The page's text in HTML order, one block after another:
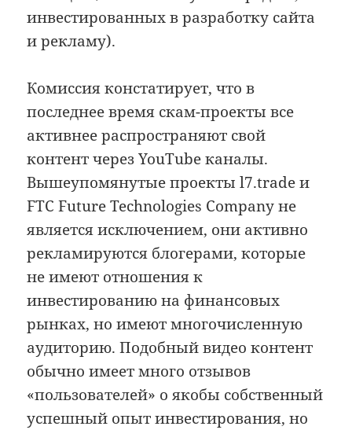
инвестированных в разработку сайта
и рекламу).
Комиссия констатирует, что в
последнее время скам-проекты все
активнее распространяют свой
контент через YouTube каналы.
Вышеупомянутые проекты l7.trade и
FTC Future Technologies Company не
является исключением, они активно
рекламируются блогерами, которые
не имеют отношения к
инвестированию на финансовых
рынках, но имеют многочисленную
аудиторию. Подобный видео контент
обычно имеет много отзывов
«пользователей» о якобы собственный
успешный опыт инвестирования, но